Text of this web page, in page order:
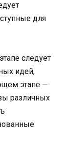
для
следует
идей,
этапе —
различных